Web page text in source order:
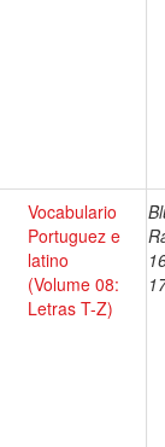
Vocabulario
Portuguez e
latino
(Volume 08:
Letras T-Z)